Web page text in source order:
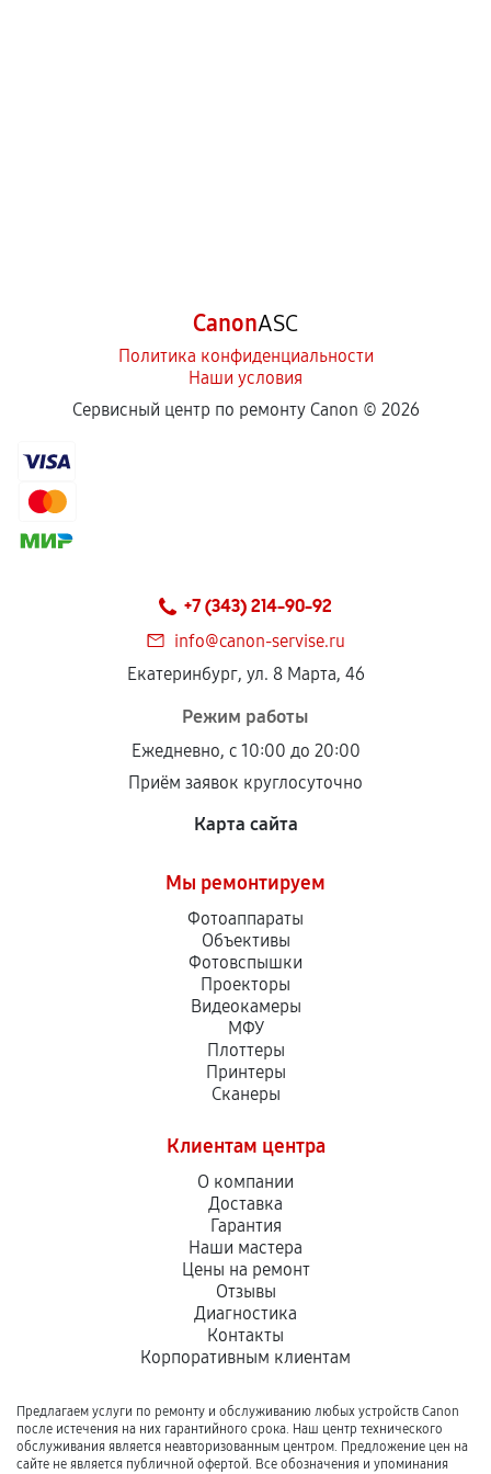
CanonASC
Политика конфиденциальности
Наши условия
Сервисный центр по ремонту Canon © 2026
+7 (343) 214-90-92
info@canon-servise.ru
Екатеринбург, ул. 8 Марта, 46
Режим работы
Ежедневно, с 10:00 до 20:00
Приём заявок круглосуточно
Карта сайта
Мы ремонтируем
Фотоаппараты
Объективы
Фотовспышки
Проекторы
Видеокамеры
МФУ
Плоттеры
Принтеры
Сканеры
Клиентам центра
О компании
Доставка
Гарантия
Наши мастера
Цены на ремонт
Отзывы
Диагностика
Контакты
Корпоративным клиентам
Предлагаем услуги по ремонту и обслуживанию любых устройств Canon
после истечения на них гарантийного срока. Наш центр технического
обслуживания является неавторизованным центром. Предложение цен на
сайте не является публичной офертой. Все обозначения и упоминания